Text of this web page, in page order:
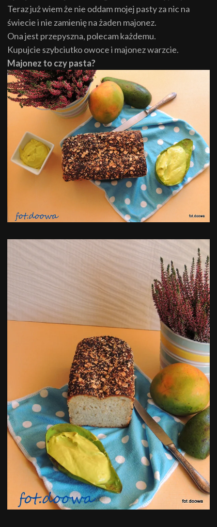
Teraz już wiem że nie oddam mojej pasty za nic na
świecie i nie zamienię na żaden majonez.
Ona jest przepyszna, polecam każdemu.
Kupujcie szybciutko owoce i majonez warzcie.
Majonez to czy pasta?